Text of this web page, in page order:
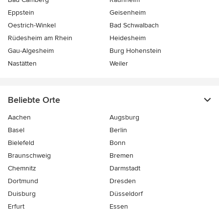
Eppstein
Geisenheim
Oestrich-Winkel
Bad Schwalbach
Rüdesheim am Rhein
Heidesheim
Gau-Algesheim
Burg Hohenstein
Nastätten
Weiler
Beliebte Orte
Aachen
Augsburg
Basel
Berlin
Bielefeld
Bonn
Braunschweig
Bremen
Chemnitz
Darmstadt
Dortmund
Dresden
Duisburg
Düsseldorf
Erfurt
Essen